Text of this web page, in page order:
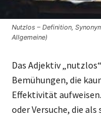
Nutzlos – Definition,
Allgemeine)
Das Adjektiv
Bemühungen, die
Effektivität
oder Versuche, die